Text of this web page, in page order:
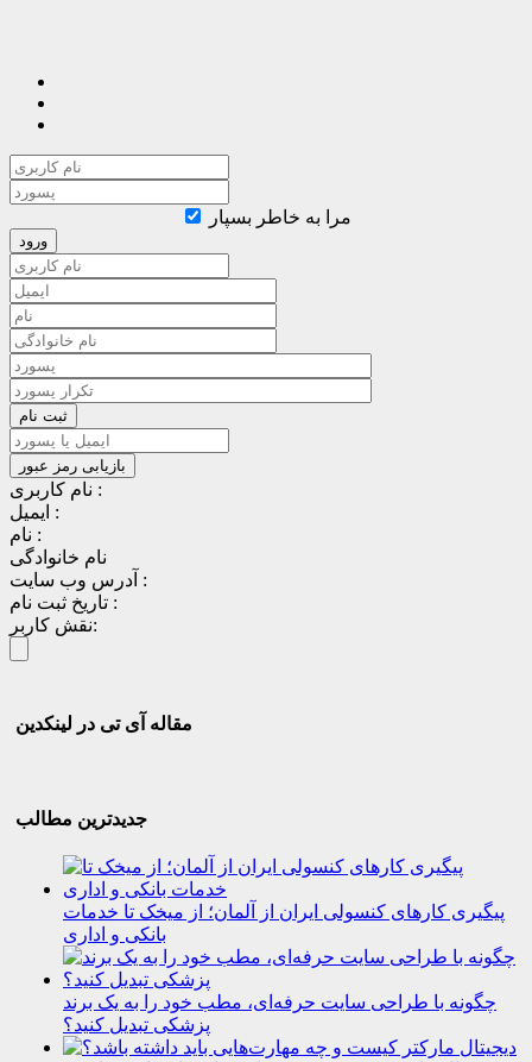
مرا به خاطر بسپار
نام کاربری :
ایمیل :
نام :
نام خانوادگی
آدرس وب سایت :
تاریخ ثبت نام :
نقش کاربر:
مقاله آی تی در لینکدین
جدیدترین مطالب
پیگیری کارهای کنسولی ایران از آلمان؛ از میخک تا خدمات
بانکی و اداری
چگونه با طراحی سایت حرفه‌ای، مطب خود را به یک برند
پزشکی تبدیل کنید؟